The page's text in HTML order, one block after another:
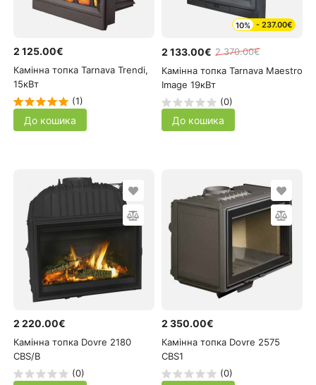
2 125.00€
Камінна топка Tarnava Trendi,
15кВт
(1)
До кошика
10% - 237.00€
2 133.00€ 2 370.00€
Камінна топка Tarnava Maestro
Image 19кВт
(0)
До кошика
2 220.00€
Камінна топка Dovre 2180
CBS/B
(0)
2 350.00€
Камінна топка Dovre 2575
CBS1
(0)